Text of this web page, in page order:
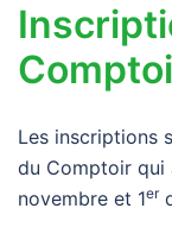
Les inscriptions
du Comptoir qui
novembre et 1er